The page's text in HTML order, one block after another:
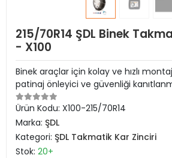
215/70R14 ŞDL Binek
- X100
Binek araçlar için kolay ve hızlı
patinaj önleyici ve güvenliği
Ürün Kodu: X100-215/70R14
Marka: ŞDL
Kategori: ŞDL Takmatik Kar Zinciri
Stok: 20+